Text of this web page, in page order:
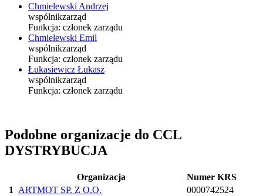
Chmielewski Andrzej
wspólnikzarząd
Funkcja: członek zarządu
Chmielewski Emil
wspólnikzarząd
Funkcja: członek zarządu
Łukasiewicz Łukasz
wspólnikzarząd
Funkcja: członek zarządu
Podobne organizacje do CCL
DYSTRYBUCJA
Organizacja
Numer KRS
1
ARTMOT SP. Z O.O.
0000742524